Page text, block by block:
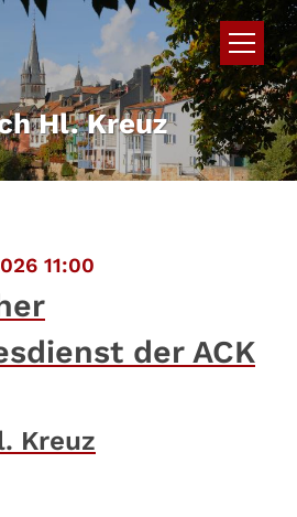
Hl. Kreuz
11:00
der ACK
Kreuz